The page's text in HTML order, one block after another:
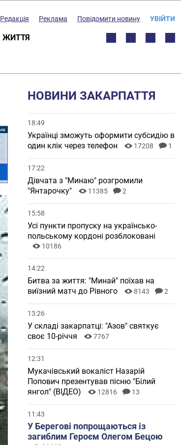
Редакція Реклама Повідомити новину УВІЙТИ
ЖИТТЯ
НОВИНИ ЗАКАРПАТТЯ
18:49
Українці зможуть оформити субсидію в
один клік через телефон
17208 1
17:22
Дівчата з "Минаю" розгромили
"Янтарочку"
11385 2
15:58
Усі пункти пропуску на українсько-
польському кордоні розблоковані
10186
14:22
Битва за життя: "Минай" поїхав на
виїзний матч до Рівного
8143 2
13:26
У складі закарпатці: "Азов" святкує
своє 10-річчя
7767
12:31
Мукачівський вокаліст Назарій
Попович презентував пісню "Білий
янгол" (ВІДЕО)
12816 13
11:43
У Берегові попрощаються із
загиблим Героєм Олегом Бецою